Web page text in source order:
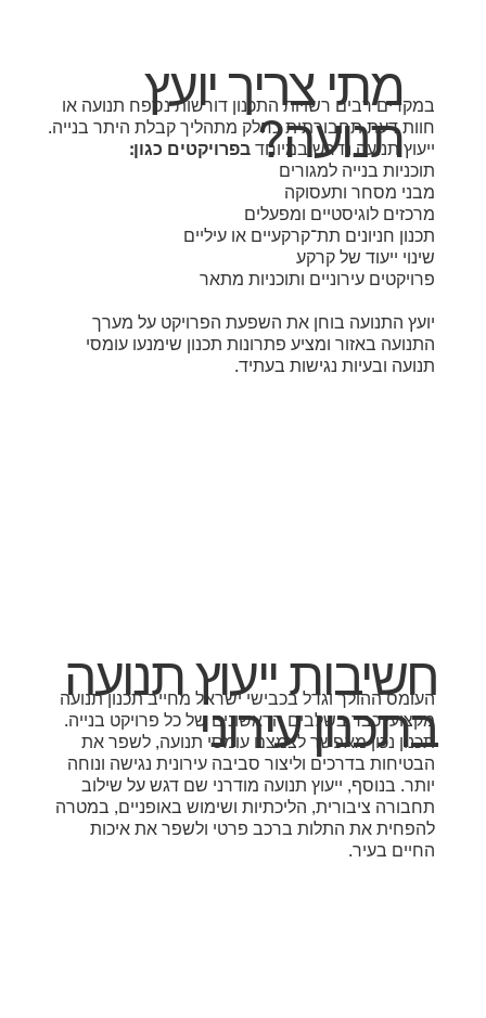
מתי צריך יועץ
תנועה?
במקרים רבים רשויות התכנון דורשות נספח תנועה או
חוות דעת תחבורתית כחלק מתהליך קבלת היתר בנייה.
ייעוץ תנועה נדרש במיוחד בפרויקטים כגון:
תוכניות בנייה למגורים
מבני מסחר ותעסוקה
מרכזים לוגיסטיים ומפעלים
תכנון חניונים תת־קרקעיים או עיליים
שינוי ייעוד של קרקע
פרויקטים עירוניים ותוכניות מתאר
יועץ התנועה בוחן את השפעת הפרויקט על מערך
התנועה באזור ומציע פתרונות תכנון שימנעו עומסי
תנועה ובעיות נגישות בעתיד.
חשיבות ייעוץ תנועה
בתכנון עירוני
העומס ההולך וגדל בכבישי ישראל מחייב תכנון תנועה
מקצועי כבר בשלבים הראשונים של כל פרויקט בנייה.
תכנון נכון מאפשר לצמצם עומסי תנועה, לשפר את
הבטיחות בדרכים וליצור סביבה עירונית נגישה ונוחה
יותר. בנוסף, ייעוץ תנועה מודרני שם דגש על שילוב
תחבורה ציבורית, הליכתיות ושימוש באופניים, במטרה
להפחית את התלות ברכב פרטי ולשפר את איכות
החיים בעיר.